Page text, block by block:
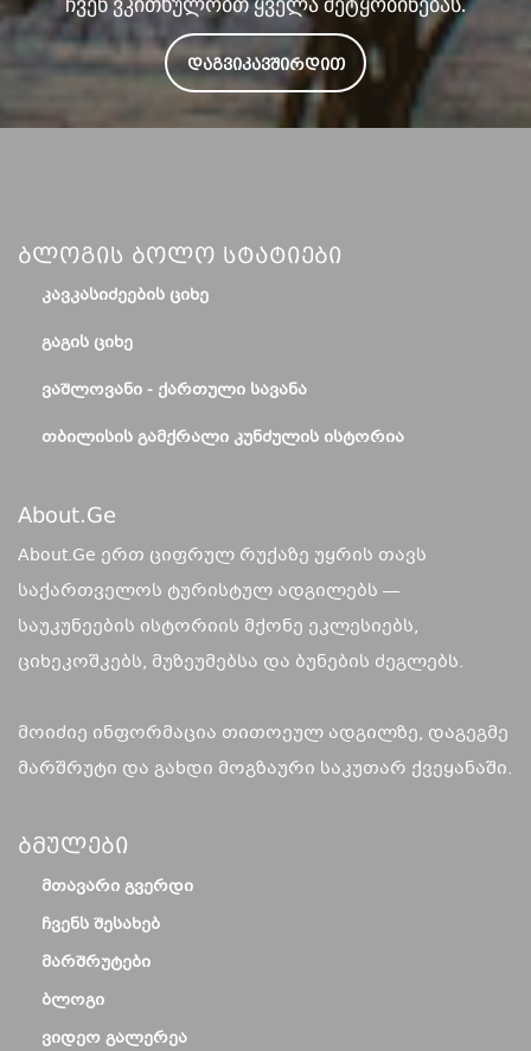
ᲓᲐᲒᲕᲘᲙᲐᲕᲨᲘᲠᲓᲘᲗ
Ბლოგის Ბოლო Სტატიები
ᲙᲐᲕᲙᲐᲡᲘᲫᲔᲔᲑᲘᲡ ᲪᲘᲮᲔ
ᲒᲐᲒᲘᲡ ᲪᲘᲮᲔ
ᲕᲐᲨᲚᲝᲕᲐᲜᲘ - ᲥᲐᲠᲗᲣᲚᲘ ᲡᲐᲕᲐᲜᲐ
ᲗᲑᲘᲚᲘᲡᲘᲡ ᲒᲐᲛᲥᲠᲐᲚᲘ ᲙᲣᲜᲫᲣᲚᲘᲡ ᲘᲡᲢᲝᲠᲘᲐ
About.ge
About.Ge ერთ ციფრულ რუქაზე უყრის თავს
საქართველოს ტურისტულ ადგილებს —
საუკუნეების ისტორიის მქონე ეკლესიებს,
ციხეკოშკებს, მუზეუმებსა და ბუნების ძეგლებს.
მოიძიე ინფორმაცია თითოეულ ადგილზე, დაგეგმე
მარშრუტი და გახდი მოგზაური საკუთარ ქვეყანაში.
Ბმულები
ᲛᲗᲐᲕᲐᲠᲘ ᲒᲕᲔᲠᲓᲘ
ᲩᲕᲔᲜᲡ ᲨᲔᲡᲐᲮᲔᲑ
ᲛᲐᲠᲨᲠᲣᲢᲔᲑᲘ
ᲑᲚᲝᲒᲘ
ᲕᲘᲓᲔᲝ ᲒᲐᲚᲔᲠᲔᲐ